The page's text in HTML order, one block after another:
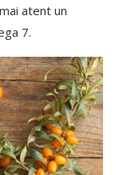
atent un
7.